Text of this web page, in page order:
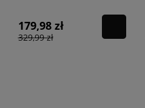
179,98 zł
329,99 zł